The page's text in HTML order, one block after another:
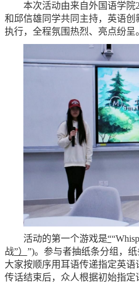
本次活动由来自外国语学院
和邱信雄同学共同主持，英语创
执行，全程氛围热烈、亮点纷呈。
活动的第一个游戏是“
战”） ”)。参与者抽纸条分组，纸
大家按顺序用耳语传递指定英语
传话结束后，众人根据初始指